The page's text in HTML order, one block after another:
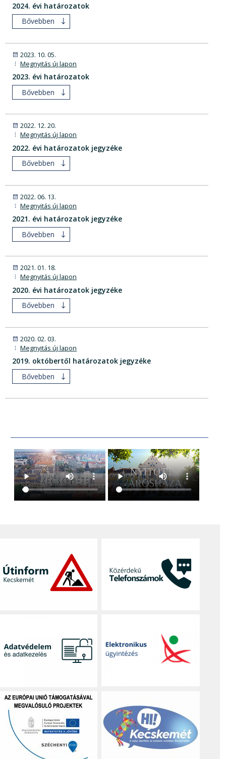
2024. évi határozatok
Bővebben
2023. 10. 05.
Megnyitás új lapon
2023. évi határozatok
Bővebben
2022. 12. 20.
Megnyitás új lapon
2022. évi határozatok jegyzéke
Bővebben
2022. 06. 13.
Megnyitás új lapon
2021. évi határozatok jegyzéke
Bővebben
2021. 01. 18.
Megnyitás új lapon
2020. évi határozatok jegyzéke
Bővebben
2020. 02. 03.
Megnyitás új lapon
2019. októbertől határozatok jegyzéke
Bővebben